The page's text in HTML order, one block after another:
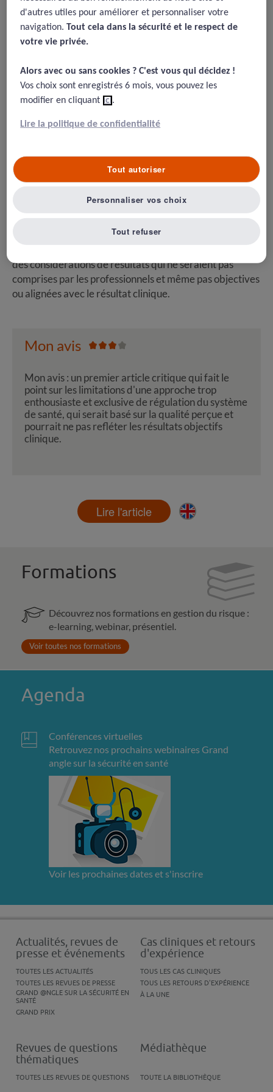
régulation du système de santé
17/12/2018
want to go ?
New Engl. J. Med. 323:266 270,1990
Un premier article historique dissonant ne
s’interrogeant pas tant sur l’utilité ou le recueil de
données que sur la façon dont est organisé
l’interprétation des données dans le mouvement de
management centré sur les résultats, en questionnant le
des considérations de résultats qui ne seraient pas
comprises par les professionnels et même pas objectives
ou alignées avec le résultat clinique.
Mon avis
Mon avis : un premier article critique qui fait le
point sur les limitations d'une approche trop
enthousiaste et exclusive de régulation du système
de santé, qui serait basé sur la qualité perçue et
pourrait ne pas refléter les résultats objectifs
clinique.
Lire l'article
Formations
Découvrez nos formations en gestion du risque :
e-learning, webinar, présentiel.
Voir toutes nos formations
Agenda
Conférences virtuelles
Retrouvez nos prochains webinaires Grand
angle sur la sécurité en santé
Voir les prochaines dates et s'inscrire
Actualités, revues de
presse et événements
TOUTES LES ACTUALITÉS
TOUTES LES REVUES DE PRESSE
GRAND @NGLE SUR LA SÉCURITÉ EN
SANTÉ
GRAND PRIX
Cas cliniques et retours
d'expérience
TOUS LES CAS CLINIQUES
TOUS LES RETOURS D'EXPÉRIENCE
À LA UNE
Revues de questions
thématiques
TOUTES LES REVUES DE QUESTIONS
Médiathèque
TOUTE LA BIBLIOTHÈQUE
d'autres utiles pour améliorer et personnaliser votre
navigation.Tout cela dans la sécurité et le respect de
votre vie privée.​
Alors avec ou sans cookies ? C'est vous qui décidez !​
Vos choix sont enregistrés 6 mois, vous pouvez les
modifier en cliquant ici.
Lire la politique de confidentialité
Tout refuser
Tout autoriser
Personnaliser vos choix